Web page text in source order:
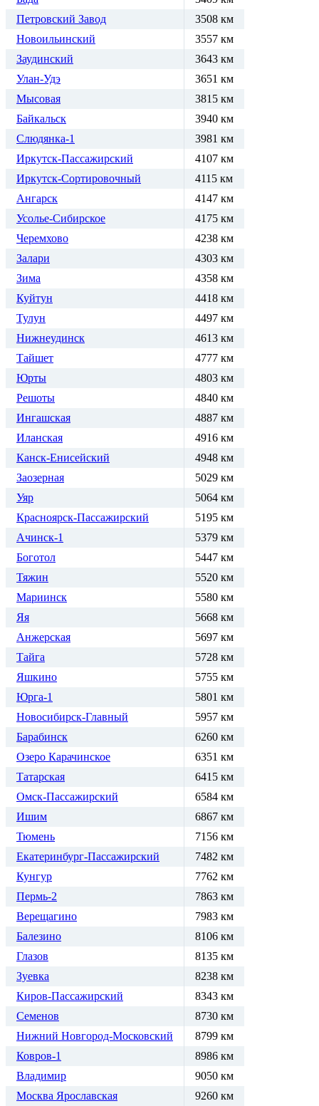
Петровский Завод
3508 км
Новоильинский
3557 км
Заудинский
3643 км
Улан-Удэ
3651 км
Мысовая
3815 км
Байкальск
3940 км
Слюдянка-1
3981 км
Иркутск-Пассажирский
4107 км
Иркутск-Сортировочный
4115 км
Ангарск
4147 км
Усолье-Сибирское
4175 км
Черемхово
4238 км
Залари
4303 км
Зима
4358 км
Куйтун
4418 км
Тулун
4497 км
Нижнеудинск
4613 км
Тайшет
4777 км
Юрты
4803 км
Решоты
4840 км
Ингашская
4887 км
Иланская
4916 км
Канск-Енисейский
4948 км
Заозерная
5029 км
Уяр
5064 км
Красноярск-Пассажирский
5195 км
Ачинск-1
5379 км
Боготол
5447 км
Тяжин
5520 км
Мариинск
5580 км
Яя
5668 км
Анжерская
5697 км
Тайга
5728 км
Яшкино
5755 км
Юрга-1
5801 км
Новосибирск-Главный
5957 км
Барабинск
6260 км
Озеро Карачинское
6351 км
Татарская
6415 км
Омск-Пассажирский
6584 км
Ишим
6867 км
Тюмень
7156 км
Екатеринбург-Пассажирский
7482 км
Кунгур
7762 км
Пермь-2
7863 км
Верещагино
7983 км
Балезино
8106 км
Глазов
8135 км
Зуевка
8238 км
Киров-Пассажирский
8343 км
Семенов
8730 км
Нижний Новгород-Московский
8799 км
Ковров-1
8986 км
Владимир
9050 км
Москва Ярославская
9260 км